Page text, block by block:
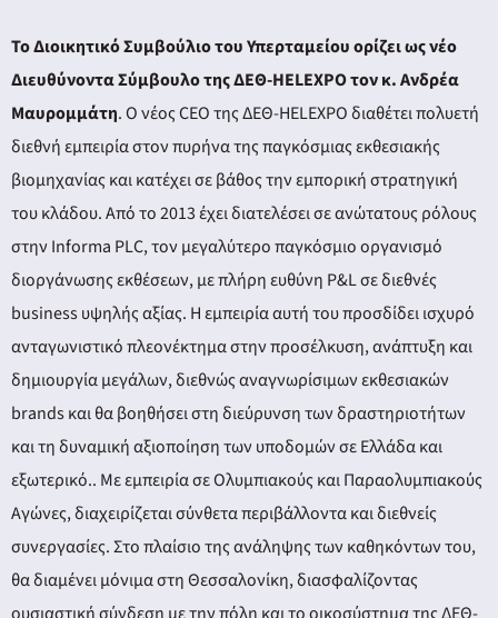
To Διοικητικό Συμβούλιο του Υπερταμείου ορίζει ως νέο
Διευθύνοντα Σύμβουλο της ΔΕΘ-HELEXPO τον κ. Ανδρέα
Μαυρομμάτη. Ο νέος CEO της ΔΕΘ-HELEXPO διαθέτει πολυετή
διεθνή εμπειρία στον πυρήνα της παγκόσμιας εκθεσιακής
βιομηχανίας και κατέχει σε βάθος την εμπορική στρατηγική
του κλάδου. Από το 2013 έχει διατελέσει σε ανώτατους ρόλους
στην Informa PLC, τον μεγαλύτερο παγκόσμιο οργανισμό
διοργάνωσης εκθέσεων, με πλήρη ευθύνη P&L σε διεθνές
business υψηλής αξίας. Η εμπειρία αυτή του προσδίδει ισχυρό
ανταγωνιστικό πλεονέκτημα στην προσέλκυση, ανάπτυξη και
δημιουργία μεγάλων, διεθνώς αναγνωρίσιμων εκθεσιακών
brands και θα βοηθήσει στη διεύρυνση των δραστηριοτήτων
και τη δυναμική αξιοποίηση των υποδομών σε Ελλάδα και
εξωτερικό.. Με εμπειρία σε Ολυμπιακούς και Παραολυμπιακούς
Αγώνες, διαχειρίζεται σύνθετα περιβάλλοντα και διεθνείς
συνεργασίες. Στο πλαίσιο της ανάληψης των καθηκόντων του,
θα διαμένει μόνιμα στη Θεσσαλονίκη, διασφαλίζοντας
ουσιαστική σύνδεση με την πόλη και το οικοσύστημα της ΔΕΘ-